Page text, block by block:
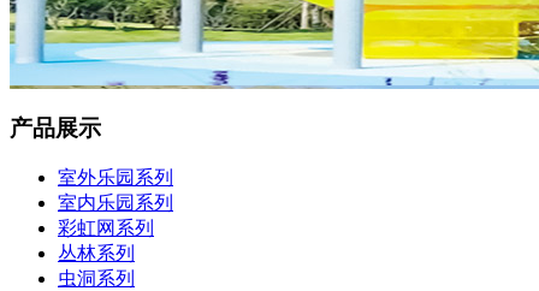
产品展示
室外乐园系列
室内乐园系列
彩虹网系列
丛林系列
虫洞系列